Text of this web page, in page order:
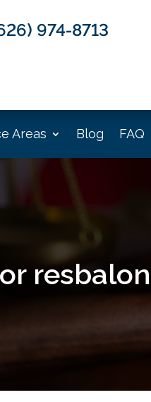
974-8713
Areas Blog FAQ